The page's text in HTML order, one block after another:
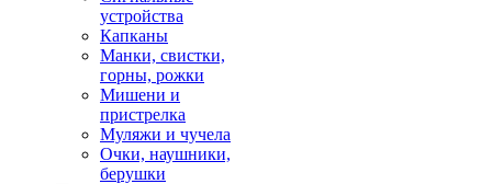
устройства
Капканы
Манки, свистки,
горны, рожки
Мишени и
пристрелка
Муляжи и чучела
Очки, наушники,
берушки